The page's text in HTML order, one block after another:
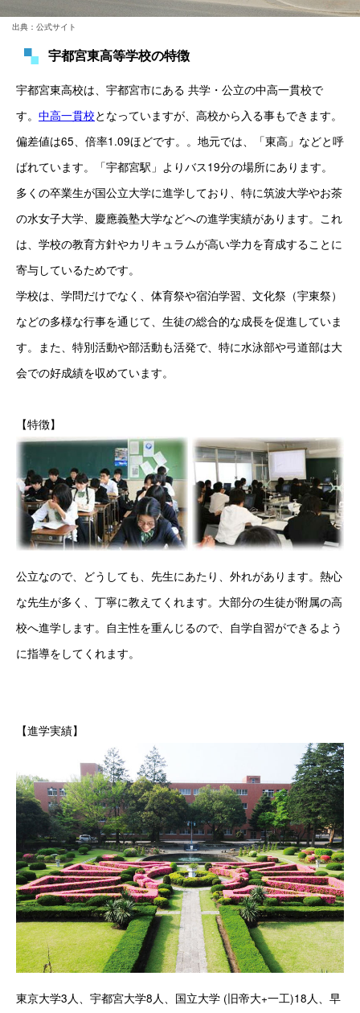
出典：公式サイト
宇都宮東高等学校の特徴
宇都宮東高校は、宇都宮市にある 共学・公立の中高一貫校で
す。 中高一貫校となっていますが、高校から入る事もできます。
偏差値は65、倍率1.09ほどです。。地元では、「東高」などと呼
ばれています。「宇都宮駅」よりバス19分の場所にあります。
多くの卒業生が国公立大学に進学しており、特に筑波大学やお茶
の水女子大学、慶應義塾大学などへの進学実績があります。これ
は、学校の教育方針やカリキュラムが高い学力を育成することに
寄与しているためです。
学校は、学問だけでなく、体育祭や宿泊学習、文化祭（宇東祭）
などの多様な行事を通じて、生徒の総合的な成長を促進していま
す。また、特別活動や部活動も活発で、特に水泳部や弓道部は大
会での好成績を収めています。
【特徴】
公立なので、どうしても、先生にあたり、外れがあります。熱心
な先生が多く、丁寧に教えてくれます。大部分の生徒が附属の高
校へ進学します。自主性を重んじるので、自学自習ができるよう
に指導をしてくれます。
【進学実績】
東京大学3人、宇都宮大学8人、国立大学 (旧帝大+一工)18人、早